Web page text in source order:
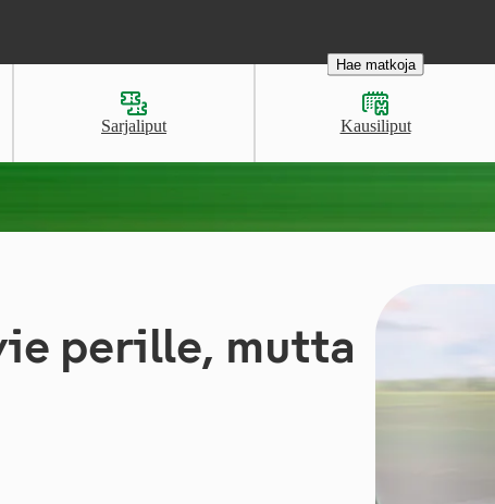
Hae matkoja
Sarjaliput Kausiliput
perille, mutta